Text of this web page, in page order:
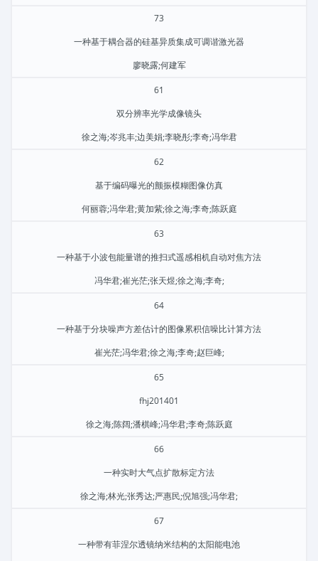
73
一种基于耦合器的硅基异质集成可调谐激光器
廖晓露;何建军
61
双分辨率光学成像镜头
徐之海;岑兆丰;边美娟;李晓彤;李奇;冯华君
62
基于编码曝光的颤振模糊图像仿真
何丽蓉;冯华君;黄加紫;徐之海;李奇;陈跃庭
63
一种基于小波包能量谱的推扫式遥感相机自动对焦方法
冯华君;崔光茫;张天煜;徐之海;李奇;
64
一种基于分块噪声方差估计的图像累积信噪比计算方法
崔光茫;冯华君;徐之海;李奇;赵巨峰;
65
fhj201401
徐之海;陈阔;潘棋峰;冯华君;李奇;陈跃庭
66
一种实时大气点扩散标定方法
徐之海;林光;张秀达;严惠民;倪旭强;冯华君;
67
一种带有菲涅尔透镜纳米结构的太阳能电池